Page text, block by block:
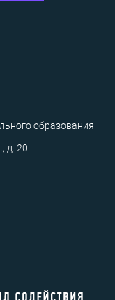
образования
д. 20